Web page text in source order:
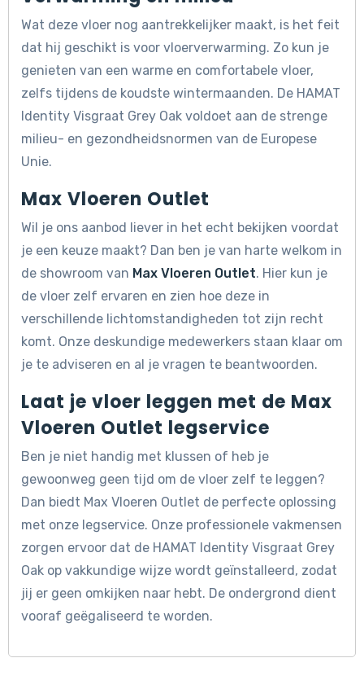
Wat deze vloer nog aantrekkelijker maakt, is het feit
dat hij geschikt is voor vloerverwarming. Zo kun je
genieten van een warme en comfortabele vloer,
zelfs tijdens de koudste wintermaanden. De HAMAT
Identity Visgraat Grey Oak voldoet aan de strenge
milieu- en gezondheidsnormen van de Europese
Unie.
Max Vloeren Outlet
Wil je ons aanbod liever in het echt bekijken voordat
je een keuze maakt? Dan ben je van harte welkom in
de showroom van Max Vloeren Outlet. Hier kun je
de vloer zelf ervaren en zien hoe deze in
verschillende lichtomstandigheden tot zijn recht
komt. Onze deskundige medewerkers staan klaar om
je te adviseren en al je vragen te beantwoorden.
Laat je vloer leggen met de Max
Vloeren Outlet legservice
Ben je niet handig met klussen of heb je
gewoonweg geen tijd om de vloer zelf te leggen?
Dan biedt Max Vloeren Outlet de perfecte oplossing
met onze legservice. Onze professionele vakmensen
zorgen ervoor dat de HAMAT Identity Visgraat Grey
Oak op vakkundige wijze wordt geïnstalleerd, zodat
jij er geen omkijken naar hebt. De ondergrond dient
vooraf geëgaliseerd te worden.